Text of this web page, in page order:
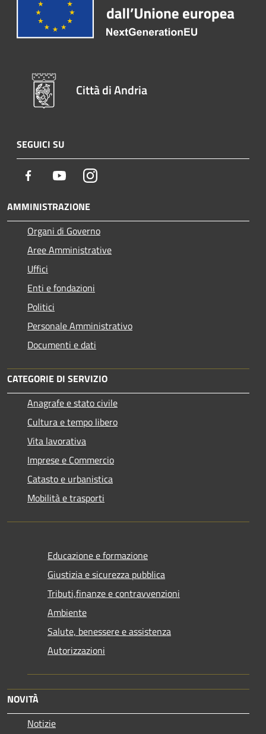
Città di Andria
SEGUICI SU
Facebook YoutubeInstagram
AMMINISTRAZIONE
Organi di Governo
Aree Amministrative
Uffici
Enti e fondazioni
Politici
Personale Amministrativo
Documenti e dati
CATEGORIE DI SERVIZIO
Anagrafe e stato civile
Cultura e tempo libero
Vita lavorativa
Imprese e Commercio
Catasto e urbanistica
Mobilità e trasporti
Educazione e formazione
Giustizia e sicurezza pubblica
Tributi,finanze e contravvenzioni
Ambiente
Salute, benessere e assistenza
Autorizzazioni
NOVITÀ
Notizie